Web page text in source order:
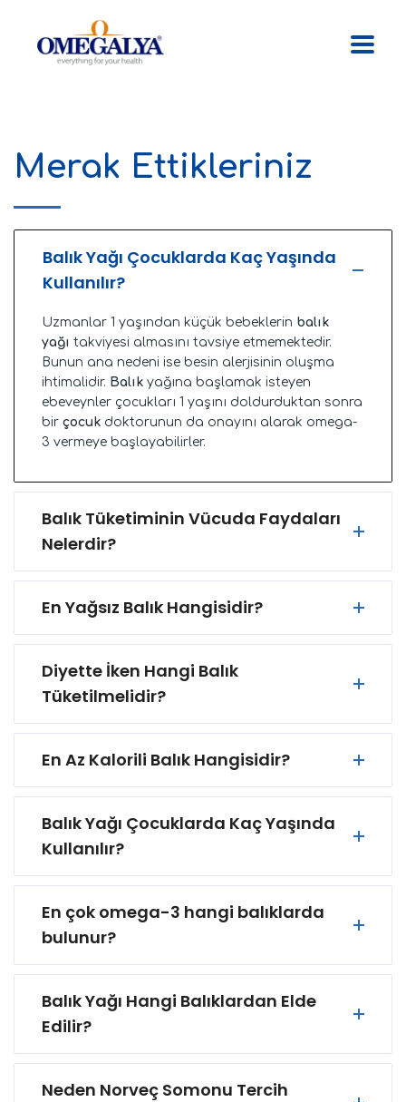
Merak Ettikleriniz
Balık Yağı Çocuklarda Kaç Yaşında
Kullanılır?
Uzmanlar 1 yaşından küçük bebeklerin balık
yağı takviyesi almasını tavsiye etmemektedir.
Bunun ana nedeni ise besin alerjisinin oluşma
ihtimalidir. Balık yağına başlamak isteyen
ebeveynler çocukları 1 yaşını doldurduktan sonra
bir çocuk doktorunun da onayını alarak omega-
3 vermeye başlayabilirler.
Balık Tüketiminin Vücuda Faydaları
Nelerdir?
En Yağsız Balık Hangisidir?
Diyette İken Hangi Balık
Tüketilmelidir?
En Az Kalorili Balık Hangisidir?
Balık Yağı Çocuklarda Kaç Yaşında
Kullanılır?
En çok omega-3 hangi balıklarda
bulunur?
Balık Yağı Hangi Balıklardan Elde
Edilir?
Neden Norveç Somonu Tercih